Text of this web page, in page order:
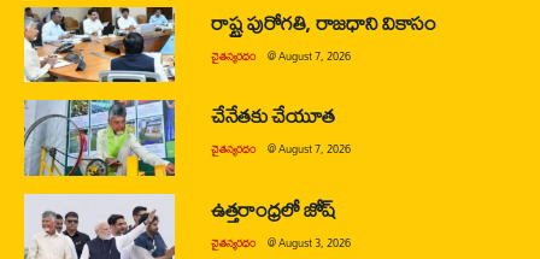
రాష్ట్ర పురోగతి, రాజధాని వికాసం
చైతన్యరధం @August 7, 2026
చేనేతకు చేయూత
చైతన్యరధం @August 7, 2026
ఉత్తరాంధ్రలో జోష్
చైతన్యరధం @August 3, 2026